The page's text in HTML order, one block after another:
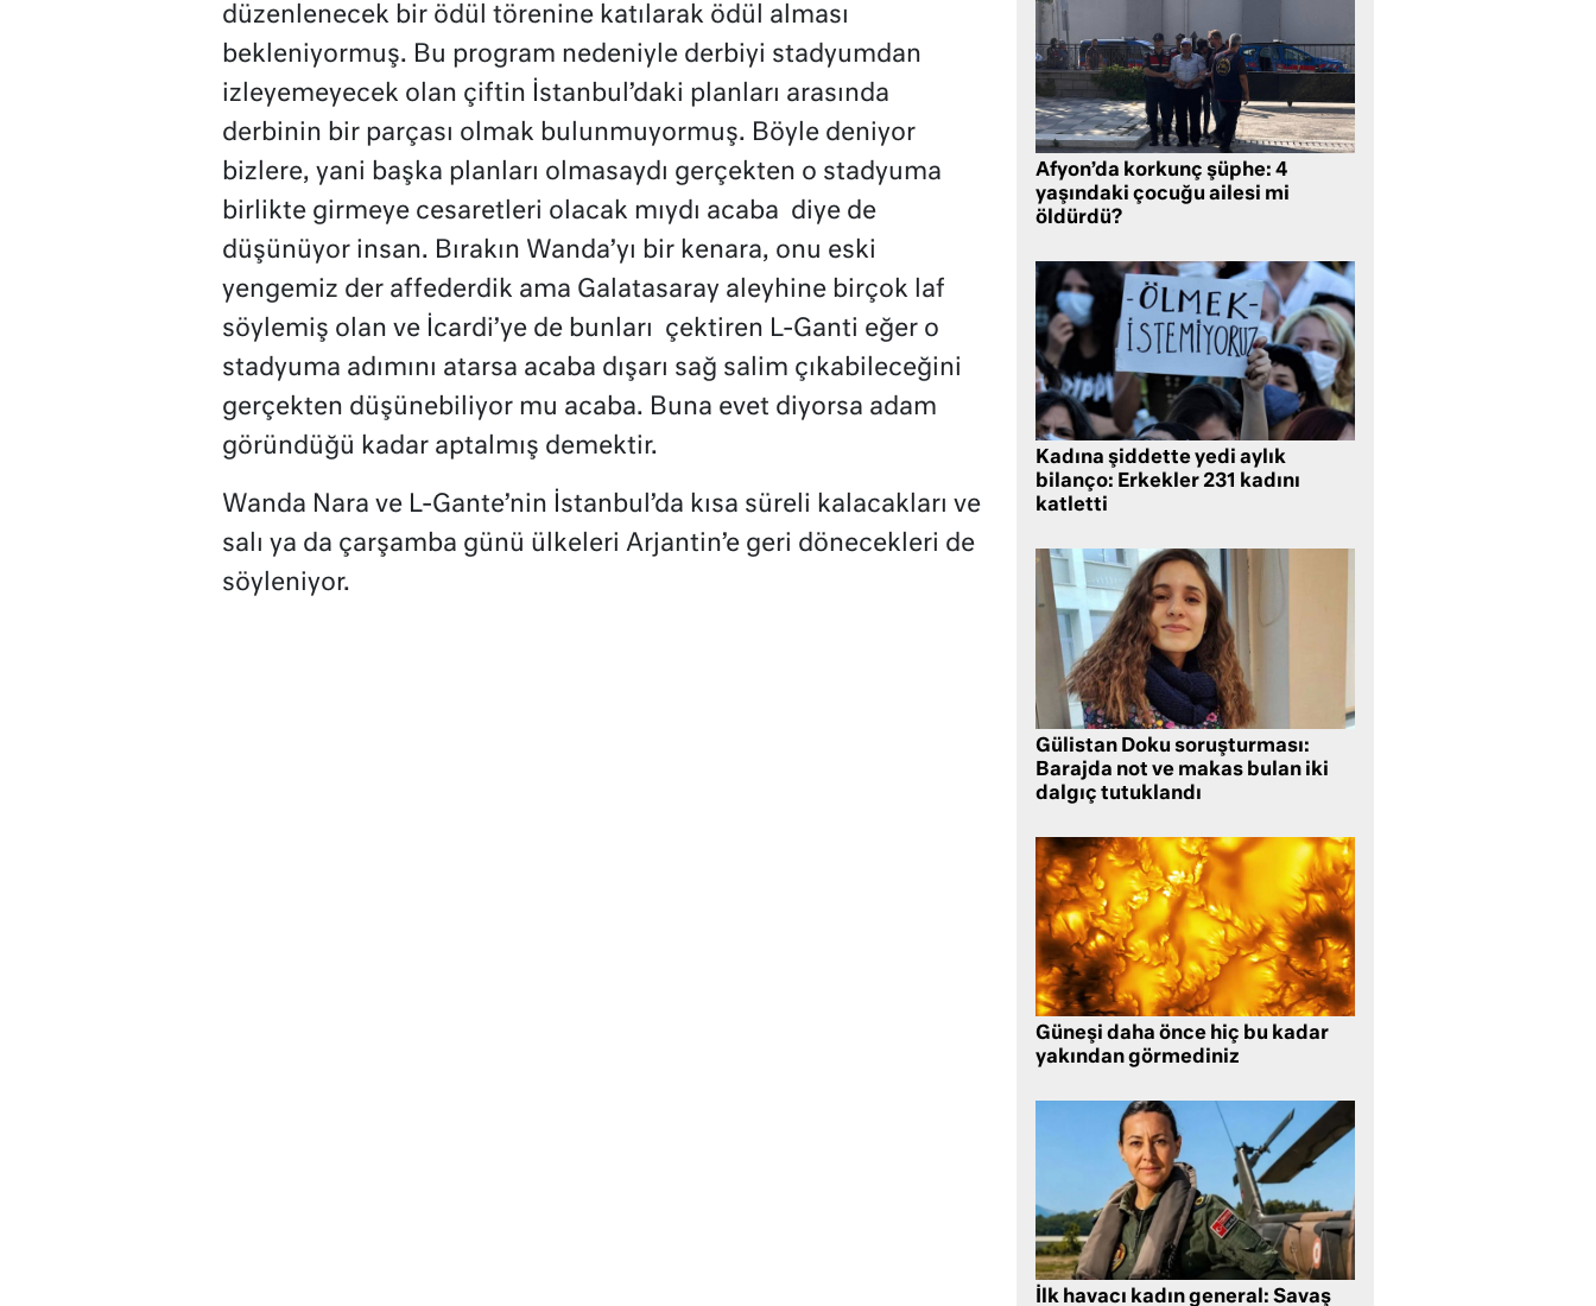
düzenlenecek bir ödül törenine katılarak ödül alması
bekleniyormuş. Bu program nedeniyle derbiyi stadyumdan
izleyemeyecek olan çiftin İstanbul’daki planları arasında
derbinin bir parçası olmak bulunmuyormuş. Böyle deniyor
bizlere, yani başka planları olmasaydı gerçekten o stadyuma
birlikte girmeye cesaretleri olacak mıydı acaba diye de
düşünüyor insan. Bırakın Wanda’yı bir kenara, onu eski
yengemiz der affederdik ama Galatasaray aleyhine birçok laf
söylemiş olan ve İcardi’ye de bunları
çektiren L-Ganti eğer o
stadyuma adımını atarsa acaba dışarı sağ salim çıkabileceğini
gerçekten düşünebiliyor mu acaba. Buna evet diyorsa adam
göründüğü kadar aptalmış demektir.
Wanda Nara ve L-Gante’nin İstanbul’da kısa süreli kalacakları ve
salı ya da çarşamba günü ülkeleri Arjantin’e geri dönecekleri de
söyleniyor.
Afyon’da korkunç şüphe: 4
yaşındaki çocuğu ailesi mi
öldürdü?
Kadına şiddette yedi aylık
bilanço: Erkekler 231 kadını
katletti
Gülistan Doku soruşturması:
Barajda not ve makas bulan iki
dalgıç tutuklandı
Güneşi daha önce hiç bu kadar
yakından görmediniz
İlk havacı kadın general: Savaş